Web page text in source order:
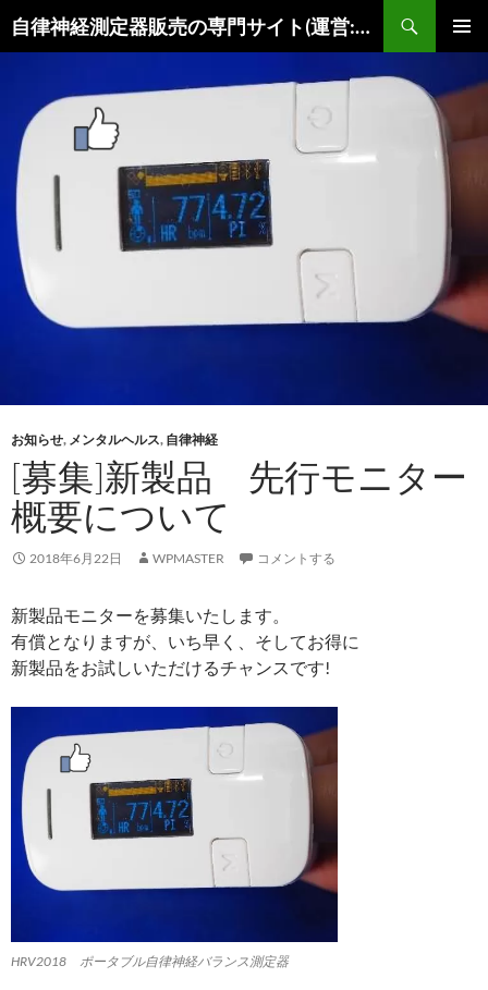
ン
自律神経測定器販売の専門サイト(運営:陽春堂)
検
索
ニュー
お知らせ, メンタルヘルス, 自律神経
[募集]新製品 先行モニター
概要について
2018年6月22日 WPMASTER コメントする
新製品モニターを募集いたします。
有償となりますが、いち早く、そしてお得に
新製品をお試しいただけるチャンスです!
HRV2018 ポータブル自律神経バランス測定器